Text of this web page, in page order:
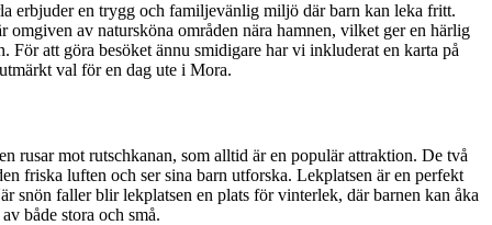
erbjuder en trygg och familjevänlig miljö där barn kan leka fritt.
av natursköna områden nära hamnen, vilket ger en härlig
att göra besöket ännu smidigare har vi inkluderat en karta på
val för en dag ute i Mora.
rusar mot rutschkanan, som alltid är en populär attraktion. De två
friska luften och ser sina barn utforska. Lekplatsen är en perfekt
snön faller blir lekplatsen en plats för vinterlek, där barnen kan åka
både stora och små.